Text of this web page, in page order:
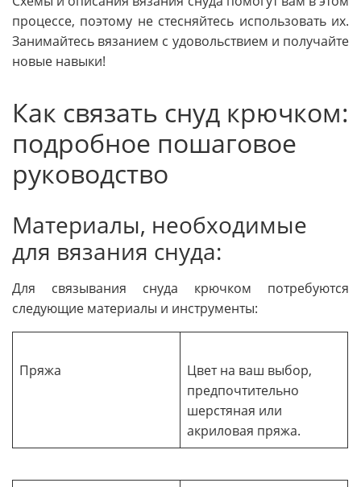
процессе, поэтому не стесняйтесь использовать их.
Занимайтесь вязанием с удовольствием и получайте
новые навыки!
Как связать снуд крючком:
подробное пошаговое
руководство
Материалы, необходимые
для вязания снуда:
Для связывания снуда крючком потребуются
следующие материалы и инструменты:
Пряжа
Цвет на ваш выбор,
предпочтительно
шерстяная или
акриловая пряжа.